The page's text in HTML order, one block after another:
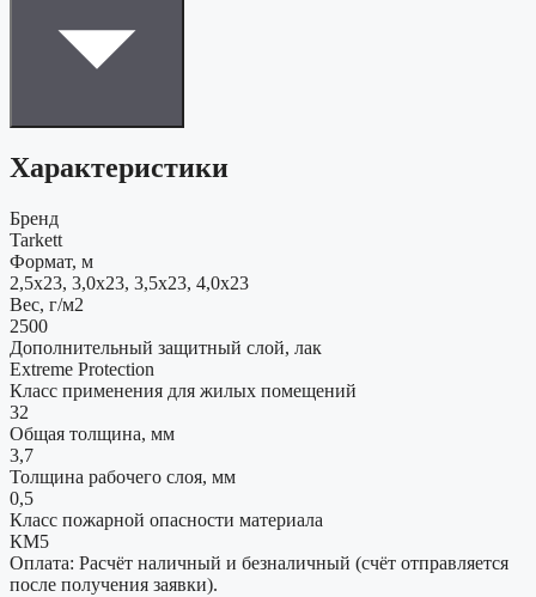
Характеристики
Бренд
Tarkett
Формат, м
2,5x23, 3,0x23, 3,5x23, 4,0x23
Вес, г/м2
2500
Дополнительный защитный слой, лак
Extreme Protection
Класс применения для жилых помещений
32
Общая толщина, мм
3,7
Толщина рабочего слоя, мм
0,5
Класс пожарной опасности материала
КМ5
Оплата: Расчёт наличный и безналичный (счёт отправляется
после получения заявки).